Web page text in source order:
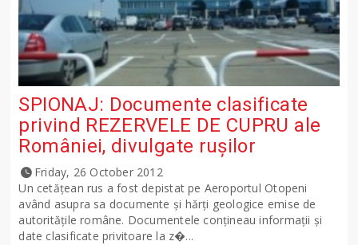
SPIONAJ: Documente clasificate
privind REZERVELE DE CUPRU ale
României, divulgate ruşilor
Friday, 26 October 2012
Un cetăţean rus a fost depistat pe Aeroportul Otopeni
având asupra sa documente şi hărţi geologice emise de
autorităţile române. Documentele conţineau informaţii şi
date clasificate privitoare la z�...